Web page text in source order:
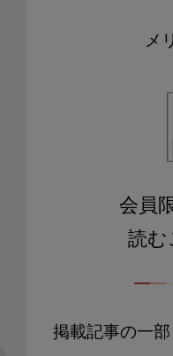
メ
会員
読む
掲載記事の一